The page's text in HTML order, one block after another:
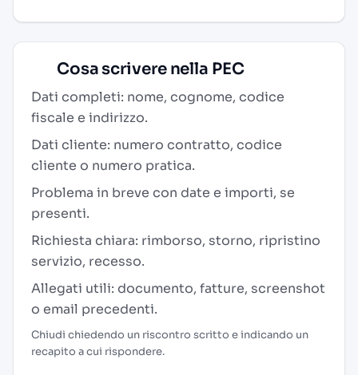
Cosa scrivere nella PEC
Dati completi: nome, cognome, codice
fiscale e indirizzo.
Dati cliente: numero contratto, codice
cliente o numero pratica.
Problema in breve con date e importi, se
presenti.
Richiesta chiara: rimborso, storno, ripristino
servizio, recesso.
Allegati utili: documento, fatture, screenshot
o email precedenti.
Chiudi chiedendo un riscontro scritto e indicando un
recapito a cui rispondere.